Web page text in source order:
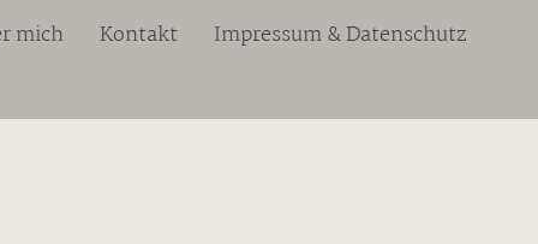
mich Kontakt Impressum & Datenschutz